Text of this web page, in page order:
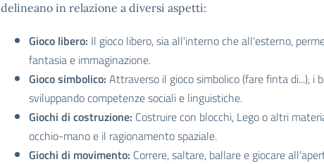
delineano in relazione a diversi aspetti:
Gioco libero: Il gioco libero, sia all'interno che all'esterno,
fantasia e immaginazione.
Gioco simbolico: Attraverso il gioco simbolico (fare finta di...), i
sviluppando competenze sociali e linguistiche.
Giochi di costruzione: Costruire con blocchi, Lego o altri
occhio-mano e il ragionamento spaziale.
Giochi di movimento: Correre, saltare, ballare e giocare